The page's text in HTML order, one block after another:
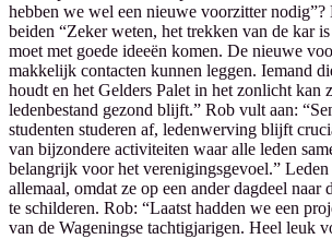
hebben we wel een nieuwe voorzitter nodig”?
beiden “Zeker weten, het trekken van de kar
moet met goede ideeën komen. De nieuwe
makkelijk contacten kunnen leggen. Iemand
houdt en het Gelders Palet in het zonlicht kan
ledenbestand gezond blijft.” Rob vult aan:
studenten studeren af, ledenwerving blijft
van bijzondere activiteiten waar alle leden
belangrijk voor het verenigingsgevoel.”
allemaal, omdat ze op een ander dagdeel naar
te schilderen. Rob: “Laatst hadden we een
van de Wageningse tachtigjarigen. Heel leuk